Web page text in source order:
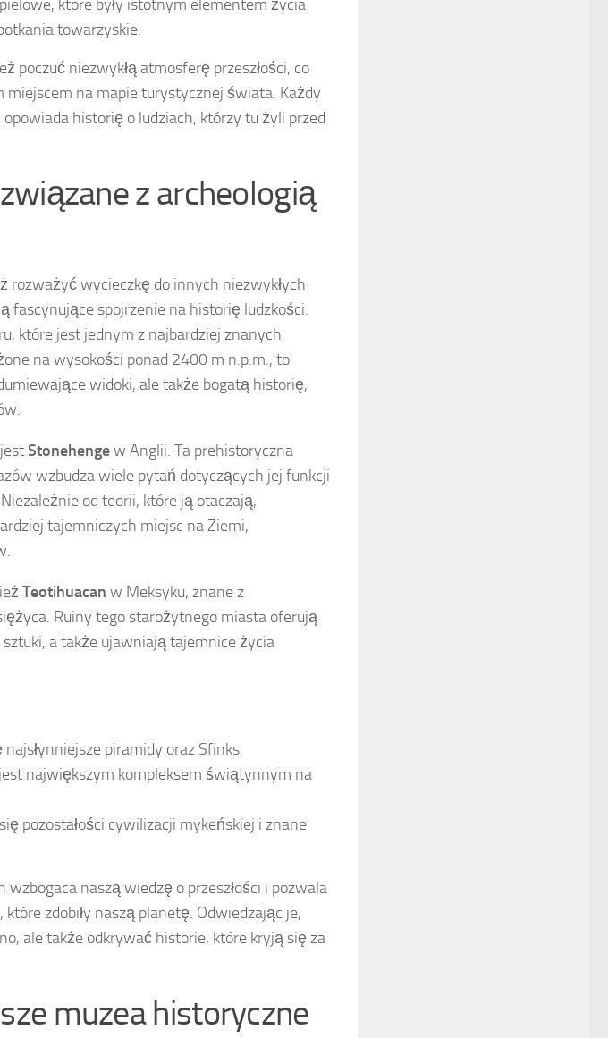
które były istotnym elementem życia
towarzyskie.
poczuć niezwykłą atmosferę przeszłości, co
na mapie turystycznej świata. Każdy
historię o ludziach, którzy tu żyli przed
z archeologią
rozważyć wycieczkę do innych niezwykłych
fascynujące spojrzenie na historię ludzkości.
które jest jednym z najbardziej znanych
na wysokości ponad 2400 m n.p.m., to
widoki, ale także bogatą historię,
Stonehengew Anglii. Ta prehistoryczna
wzbudza wiele pytań dotyczących jej funkcji
od teorii, które ją otaczają,
tajemniczych miejsc na Ziemi,
Teotihuacan w Meksyku, znane z
Ruiny tego starożytnego miasta oferują
a także ujawniają tajemnice życia
piramidy oraz Sfinks.
największym kompleksem świątynnym na
pozostałości cywilizacji mykeńskiej i znane
naszą wiedzę o przeszłości i pozwala
zdobiły naszą planetę. Odwiedzając je,
ale także odkrywać historie, które kryją się za
muzea historyczne